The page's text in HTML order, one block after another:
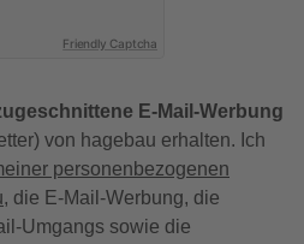
Friendly Captcha
E-Mail-Werbung
von hagebau erhalten. Ich
personenbezogenen
, die E-Mail-Werbung, die
Umgangs sowie die